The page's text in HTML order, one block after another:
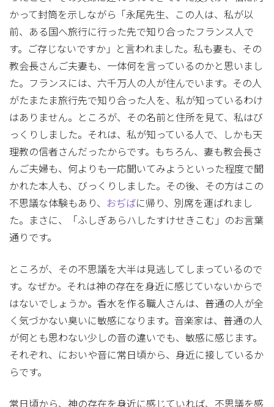
かって封筒を示しながら「永尾先生、この人は、私が以
前、ある国へ旅行に行った先で知り合ったフランス人で
す。ご存じないですか」と言われました。私も妻も、その
教会長さんご夫妻も、一体何を言っているのかと思いまし
た。フランスには、六千万人の人が住んでいます。その人
がたまたま旅行先で知り合った人を、私が知っているわけ
はありません。ところが、その名前と住所を見て、私はび
っくりしました。それは、私が知っている人で、しかも天
理教の信者さんだったからです。もちろん、妻も教会長さ
んご夫婦も、何よりも一応聞いてみようといった程度で聞
かれた本人も、びっくりしました。その後、その方はこの
不思議な体験もあり、
おぢばに帰り、別席を運ばれまし
た。まさに、「ふしぎあらハしたすけせきこむ」のお言葉
通りです。
ところが、その不思議を大半は見逃してしまっているので
す。なぜか。それは神の存在を身近に感じていないからで
はないでしょうか。香水を作る職人さんは、普通の人が全
く気づかない臭いに敏感になります。音楽家は、普通の人
が何とも思わない少しの音の違いでも、敏感に感じます。
それぞれ、においや音に常日頃から、身近に接しているか
らです。
常日頃から、神の存在を身近に感じていれば、不思議を感